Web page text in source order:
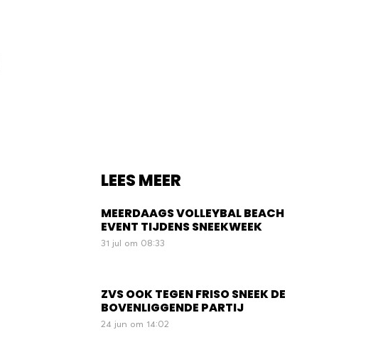
LEES MEER
MEERDAAGS VOLLEYBAL BEACH
EVENT TIJDENS SNEEKWEEK
31 jul om 08:33
ZVS OOK TEGEN FRISO SNEEK DE
BOVENLIGGENDE PARTIJ
24 jun om 14:02